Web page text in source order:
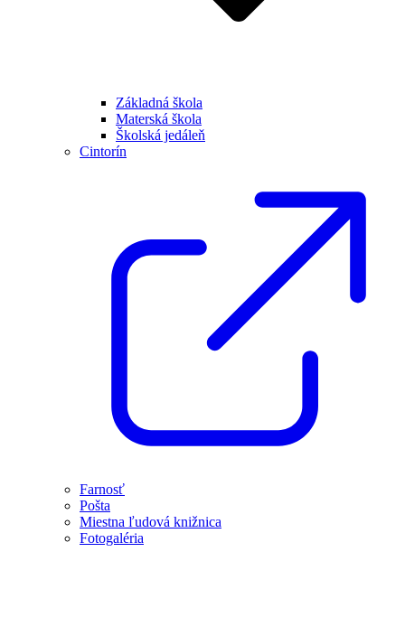
Základná škola
Materská škola
Školská jedáleň
Cintorín
Farnosť
Pošta
Miestna ľudová knižnica
Fotogaléria